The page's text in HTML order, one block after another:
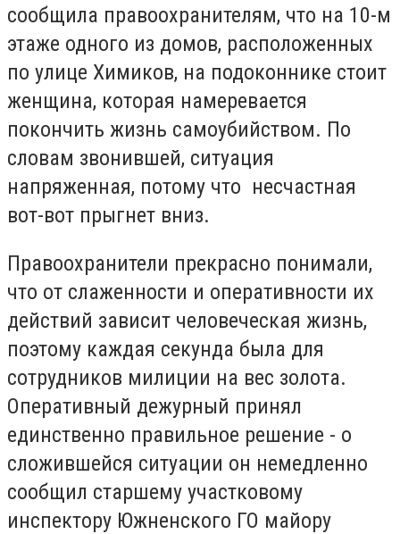
сообщила правоохранителям, что на 10-м
этаже одного из домов, расположенных
по улице Химиков, на подоконнике стоит
женщина, которая намеревается
покончить жизнь самоубийством. По
словам звонившей, ситуация
напряженная, потому что несчастная
вот-вот прыгнет вниз.
Правоохранители прекрасно понимали,
что от слаженности и оперативности их
действий зависит человеческая жизнь,
поэтому каждая секунда была для
сотрудников милиции на вес золота.
Оперативный дежурный принял
единственно правильное решение - о
сложившейся ситуации он немедленно
сообщил старшему участковому
инспектору Южненского ГО майору